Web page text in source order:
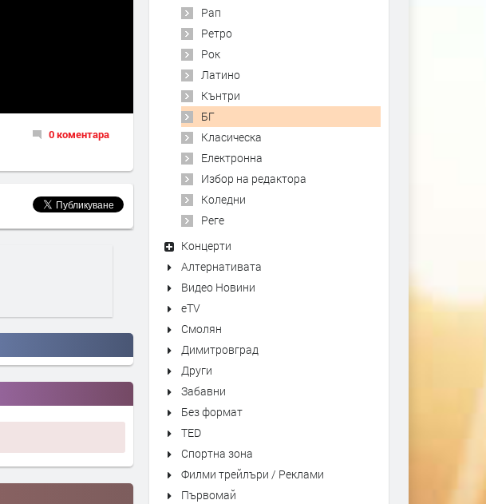
0 коментара
Рап
Ретро
Рок
Латино
Кънтри
БГ
Класическа
Електронна
Избор на редактора
Коледни
Реге
Концерти
Алтернативата
Видео Новини
eTV
Смолян
Димитровград
Други
Забавни
Без формат
TED
Спортна зона
Филми трейлъри / Реклами
Първомай